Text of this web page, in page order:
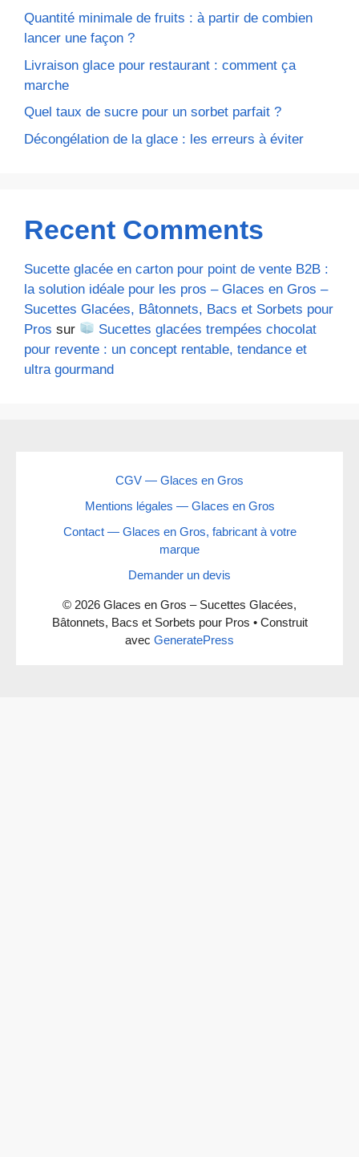
Quantité minimale de fruits : à partir de combien
lancer une façon ?
Livraison glace pour restaurant : comment ça
marche
Quel taux de sucre pour un sorbet parfait ?
Décongélation de la glace : les erreurs à éviter
Recent Comments
Sucette glacée en carton pour point de vente B2B :
la solution idéale pour les pros – Glaces en Gros –
Sucettes Glacées, Bâtonnets, Bacs et Sorbets pour
Pros sur
Sucettes glacées trempées chocolat
pour revente : un concept rentable, tendance et
ultra gourmand
CGV — Glaces en Gros
Mentions légales — Glaces en Gros
Contact — Glaces en Gros, fabricant à votre
marque
Demander un devis
© 2026 Glaces en Gros – Sucettes Glacées,
Bâtonnets, Bacs et Sorbets pour Pros • Construit
avec GeneratePress